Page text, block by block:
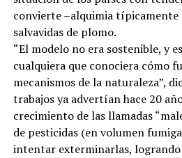
convierte –alquimia
salvavidas de plomo.
“El modelo no era sostenible, y
cualquiera que conociera cómo
mecanismos de la naturaleza”,
trabajos ya advertían hace 20
crecimiento de las llamadas
de pesticidas (en volumen
intentar exterminarlas,